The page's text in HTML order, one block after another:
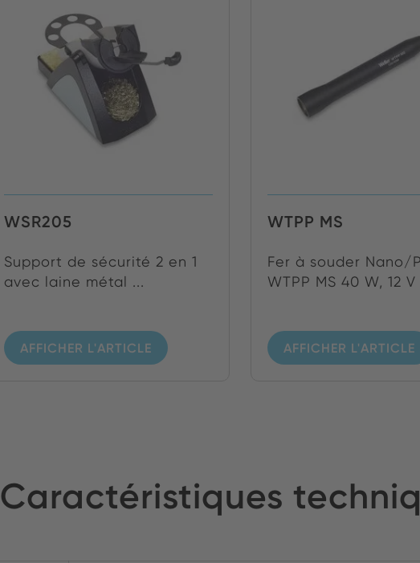
WSR205
Support de sécurité 2 en 1
avec laine métal ...
AFFICHER L'ARTICLE
WTPP MS
Fer à souder Nano/
WTPP MS 40 W, 12
AFFICHER L'ARTICLE
Caractéristiques